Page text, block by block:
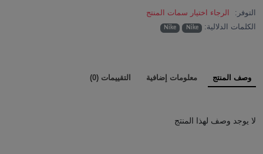
التوفر:
الرجاء اختيار سمات المنتج
الكلمات الدلالية:
Nike
Nike
وصف المنتج معلومات إضافية التقييمات (0)
لا يوجد وصف لهذا المنتج